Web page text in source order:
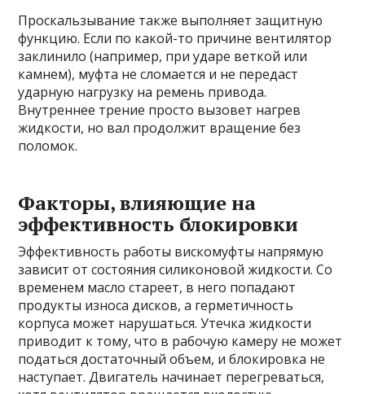
Проскальзывание также выполняет защитную
функцию. Если по какой-то причине вентилятор
заклинило (например, при ударе веткой или
камнем), муфта не сломается и не передаст
ударную нагрузку на ремень привода.
Внутреннее трение просто вызовет нагрев
жидкости, но вал продолжит вращение без
поломок.
Факторы, влияющие на
эффективность блокировки
Эффективность работы вискомуфты напрямую
зависит от состояния силиконовой жидкости. Со
временем масло стареет, в него попадают
продукты износа дисков, а герметичность
корпуса может нарушаться. Утечка жидкости
приводит к тому, что в рабочую камеру не может
податься достаточный объем, и блокировка не
наступает. Двигатель начинает перегреваться,